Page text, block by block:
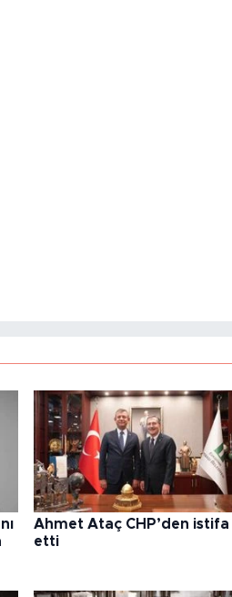
Ahmet Ataç CHP’den istifa
etti